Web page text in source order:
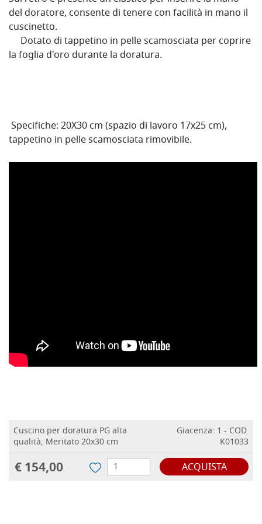
del doratore, consente di tenere con facilità in mano il
cuscinetto.
Dotato di tappetino in pelle scamosciata per coprire
la foglia d'oro durante la doratura.
Specifiche: 20X30 cm (spazio di lavoro 17x25 cm),
tappetino in pelle scamosciata rimovibile.
Cuscino per doratura PG alta
qualità, Meritato 20x30 cm
Giacenza: 1 - COD.
K01033
€ 154,00 ACQUISTA